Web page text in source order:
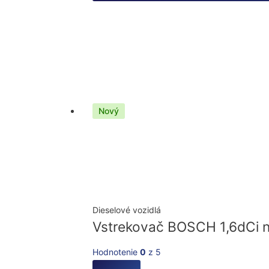
Nový
Dieselové vozidlá
Vstrekovač BOSCH 1,6dCi
Hodnotenie 0 z 5